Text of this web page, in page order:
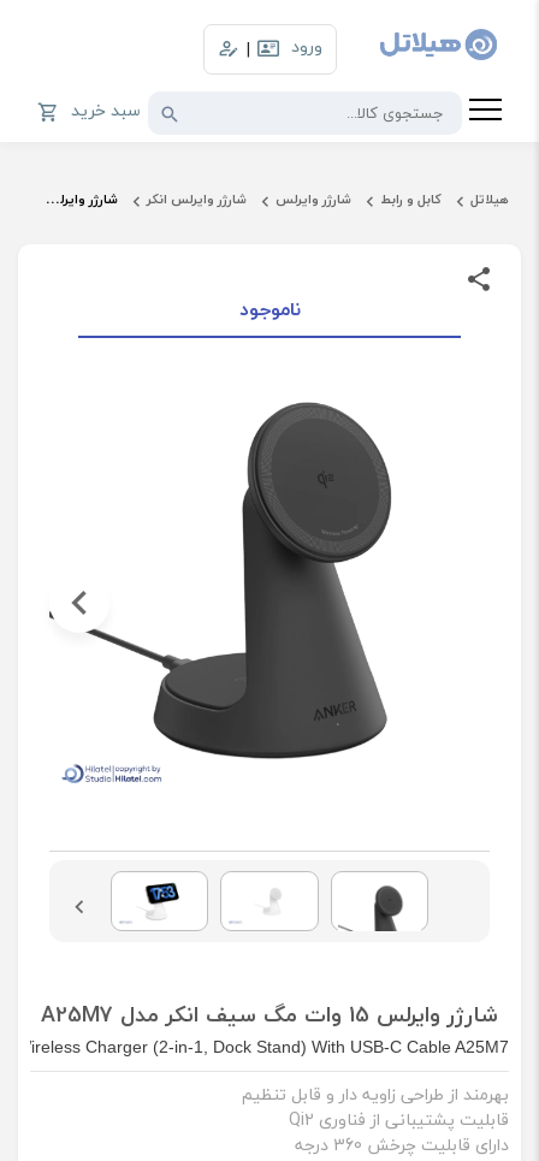
ورود |
سبد خرید
هیلاتل کابل و رابط شارژر وایرلس شارژر وایرلس انکر شارژر وایرلس 15 وات مگ سیف انکر مدل A25M7
ناموجود
شارژر وایرلس 15 وات مگ سیف انکر مدل A25M7
Wireless Charger (2-in-1, Dock Stand) With USB-C Cable A25M7
بهرمند از طراحی زاویه دار و قابل تنظیم
قابلیت پشتیبانی از فناوری Qi2
دارای قابلیت چرخش 360 درجه